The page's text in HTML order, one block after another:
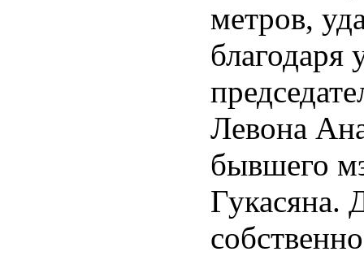
метров,
благодаря
Левона
бывшего
Гукасяна.